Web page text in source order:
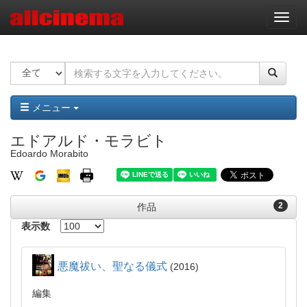
ナ
ビ
ー
ョ
ン
メニュー
エドアルド・モラビト
Edoardo Morabito
2
作品
表示数
悪魔祓い、聖なる儀式 2016
編集